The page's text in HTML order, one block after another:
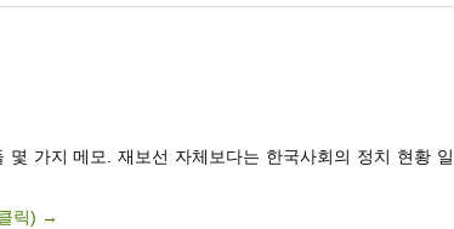
가지 메모. 재보선 자체보다는 한국사회의 정치 현황 일
릭) →